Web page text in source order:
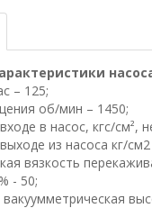
– 125;
об/мин – 1450;
в насос, кгс/см²,
из насоса кг/см2
вязкость
- 50;